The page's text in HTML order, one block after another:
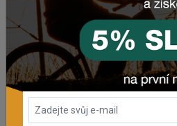
Prehadzovačka SHIMANO
SPEED BEZ HÁKU
465,61 Kč
Prehadzovačka
563,89 Kč